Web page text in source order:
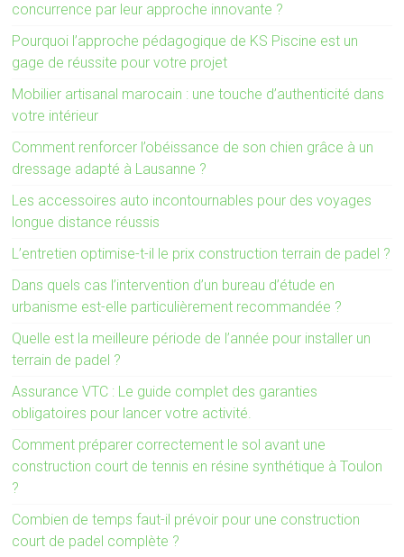
concurrence par leur approche innovante ?
Pourquoi l’approche pédagogique de KS Piscine est un
gage de réussite pour votre projet
Mobilier artisanal marocain : une touche d’authenticité dans
votre intérieur
Comment renforcer l’obéissance de son chien grâce à un
dressage adapté à Lausanne ?
Les accessoires auto incontournables pour des voyages
longue distance réussis
L’entretien optimise-t-il le prix construction terrain de padel ?
Dans quels cas l’intervention d’un bureau d’étude en
urbanisme est-elle particulièrement recommandée ?
Quelle est la meilleure période de l’année pour installer un
terrain de padel ?
Assurance VTC : Le guide complet des garanties
obligatoires pour lancer votre activité.
Comment préparer correctement le sol avant une
construction court de tennis en résine synthétique à Toulon
?
Combien de temps faut-il prévoir pour une construction
court de padel complète ?